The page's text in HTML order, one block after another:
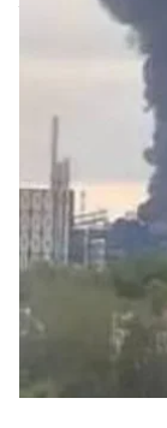
Так,
в сутки, что
на половине
Однако эта
мощности